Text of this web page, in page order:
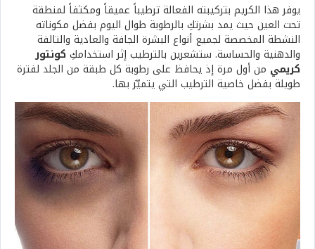
يوفر هذا الكريم بتركيبته الفعالة ترطيباً عميقاً ومكثفاً لمنطقة
تحت العين حيث يمد بشرتكِ بالرطوبة طوال اليوم بفضل مكوناته
النشطة المخصصة لجميع أنواع البشرة الجافة والعادية والتالفة
والدهنية والحساسة. ستشعرين بالترطيب إثر استخدامكِ كونتور
كريمي من أول مرة إذ يحافظ على رطوبة كل طبقة من الجلد لفترة
طويلة بفضل خاصية الترطيب التي يتميّز بها.